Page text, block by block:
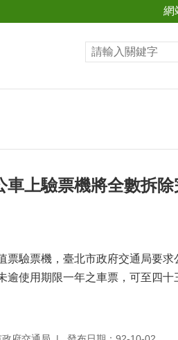
網
上驗票機將全數拆除
驗票機，臺北市政府交通局要求
使用期限一年之車票，可至四